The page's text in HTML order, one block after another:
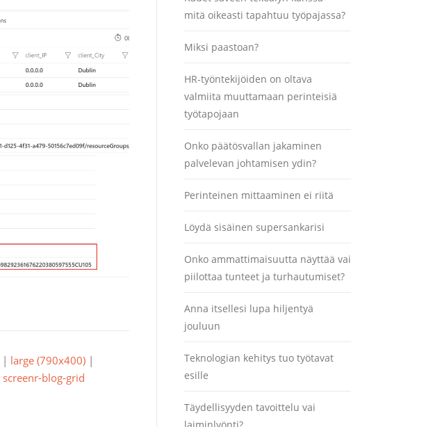
| large (790x400) |
screenr-blog-grid
mitä oikeasti tapahtuu työpajassa?
Miksi paastoan?
HR-työntekijöiden on oltava
valmiita muuttamaan perinteisiä
työtapojaan
Onko päätösvallan jakaminen
palvelevan johtamisen ydin?
Perinteinen mittaaminen ei riitä
Löydä sisäinen supersankarisi
Onko ammattimaisuutta näyttää vai
piilottaa tunteet ja turhautumiset?
Anna itsellesi lupa hiljentyä
jouluun
Teknologian kehitys tuo työtavat
esille
Täydellisyyden tavoittelu vai
laiminlyönti?